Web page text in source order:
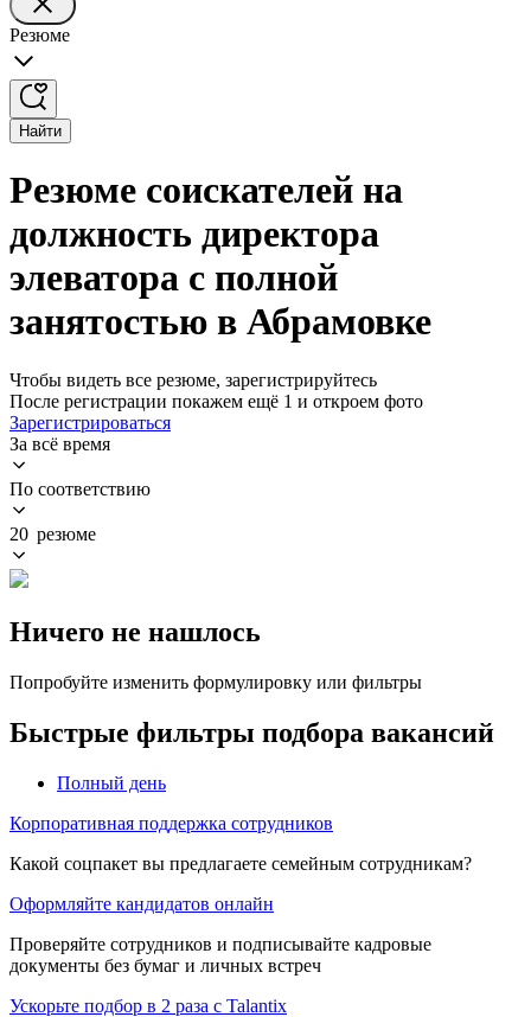
Резюме
Найти
Резюме соискателей на
должность директора
элеватора с полной
занятостью в Абрамовке
Чтобы видеть все резюме, зарегистрируйтесь
После регистрации покажем ещё 1 и откроем фото
Зарегистрироваться
За всё время
По соответствию
20 резюме
Ничего не нашлось
Попробуйте изменить формулировку или фильтры
Быстрые фильтры подбора вакансий
Полный день
Корпоративная поддержка сотрудников
Какой соцпакет вы предлагаете семейным сотрудникам?
Оформляйте кандидатов онлайн
Проверяйте сотрудников и подписывайте кадровые
документы без бумаг и личных встреч
Ускорьте подбор в 2 раза с Talantix